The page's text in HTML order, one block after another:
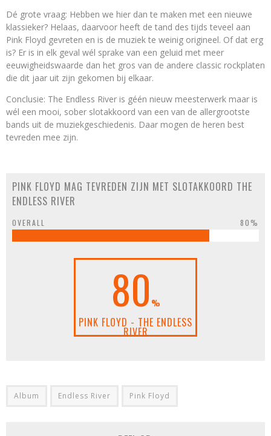
Dé grote vraag: Hebben we hier dan te maken met een nieuwe
klassieker? Helaas, daarvoor heeft de tand des tijds teveel aan
Pink Floyd gevreten en is de muziek te weinig origineel. Of dat erg
is? Er is in elk geval wél sprake van een geluid met meer
eeuwigheidswaarde dan het gros van de andere classic rockplaten
die dit jaar uit zijn gekomen bij elkaar.
Conclusie: The Endless River is géén nieuw meesterwerk maar is
wél een mooi, sober slotakkoord van een van de allergrootste
bands uit de muziekgeschiedenis. Daar mogen de heren best
tevreden mee zijn.
PINK FLOYD MAG TEVREDEN ZIJN MET SLOTAKKOORD THE
ENDLESS RIVER
OVERALL 80%
80 %
PINK FLOYD - THE ENDLESS
RIVER
Album Endless River Pink Floyd